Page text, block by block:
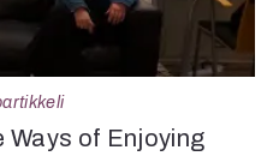
Ways of Enjoying